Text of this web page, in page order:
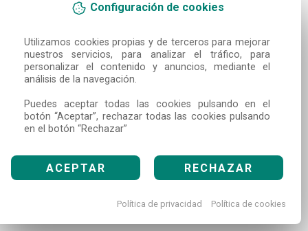
Configuración de cookies
Utilizamos cookies propias y de terceros para mejorar
nuestros servicios, para analizar el tráfico, para
personalizar el contenido y anuncios, mediante el
análisis de la navegación.
Puedes aceptar todas las cookies pulsando en el
botón “Aceptar”, rechazar todas las cookies pulsando
en el botón “Rechazar”
ACEPTAR RECHAZAR
Política de privacidad Política de cookies